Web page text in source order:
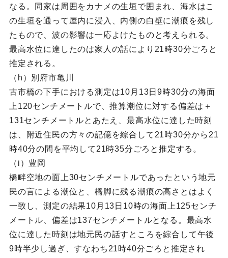
なる。同家は周囲をカナメの生垣で囲まれ、海水はこ
の生垣を通って屋内に浸入、内側の白壁に潮痕を残し
たもので、波の影響は一応よけたものと考えられる。
最高水位に達したのは家人の話により21時30分ごろと
推定される。
（h）別府市亀川
古市橋の下手における測定は10月13日9時30分の海面
上120センチメートルで、推算潮位に対する偏差は＋
131センチメートルとあたえ、最高水位に達した時刻
は、附近住民の方々の記億を綜合して21時30分から21
時40分の間を平均して21時35分ごろと推定する。
（i）豊岡
橋畔空地の面上30センチメートルであったという地元
民の言による潮位と、橋脚に残る潮痕の高さとはよく
一致し、測定の結果10月13日10時の海面上125センチ
メートル、偏差は137センチメートルとなる。最高水
位に達した時刻は地元民の話すところを綜合して午後
9時半少し過ぎ、すなわち21時40分ごろと推定され